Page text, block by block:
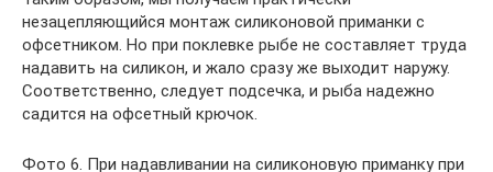
незацепляющийся монтаж силиконовой приманки с
офсетником. Но при поклевке рыбе не составляет труда
надавить на силикон, и жало сразу же выходит наружу.
Соответственно, следует подсечка, и рыба надежно
садится на офсетный крючок.
Фото 6. При надавливании на силиконовую приманку при